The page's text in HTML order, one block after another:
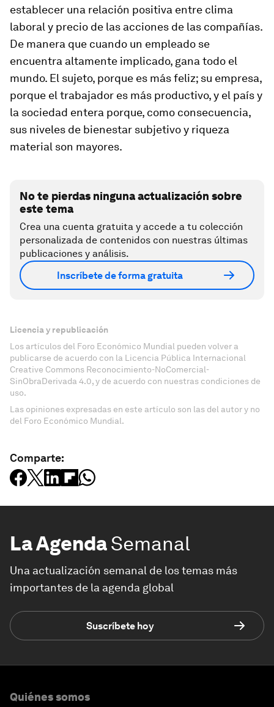
establecer una relación positiva entre clima
laboral y precio de las acciones de las compañías.
De manera que cuando un empleado se
encuentra altamente implicado, gana todo el
mundo. El sujeto, porque es más feliz; su empresa,
porque el trabajador es más productivo, y el país y
la sociedad entera porque, como consecuencia,
sus niveles de bienestar subjetivo y riqueza
material son mayores.
No te pierdas ninguna actualización sobre
este tema
Crea una cuenta gratuita y accede a tu colección
personalizada de contenidos con nuestras últimas
publicaciones y análisis.
Inscríbete de forma gratuita
Licencia y republicación
Los artículos del Foro Económico Mundial pueden volver a
publicarse de acuerdo con la Licencia Pública Internacional
Creative Commons Reconocimiento-NoComercial-
SinObraDerivada 4.0, y de acuerdo con nuestras condiciones de
uso.
Las opiniones expresadas en este artículo son las del autor y no
del Foro Económico Mundial.
Comparte:
La AgendaSemanal
Una actualización semanal de los temas más
importantes de la agenda global
Suscríbete hoy
Quiénes somos